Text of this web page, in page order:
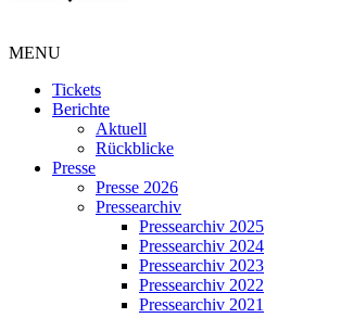
MENU
Tickets
Berichte
Aktuell
Rückblicke
Presse
Presse 2026
Pressearchiv
Pressearchiv 2025
Pressearchiv 2024
Pressearchiv 2023
Pressearchiv 2022
Pressearchiv 2021